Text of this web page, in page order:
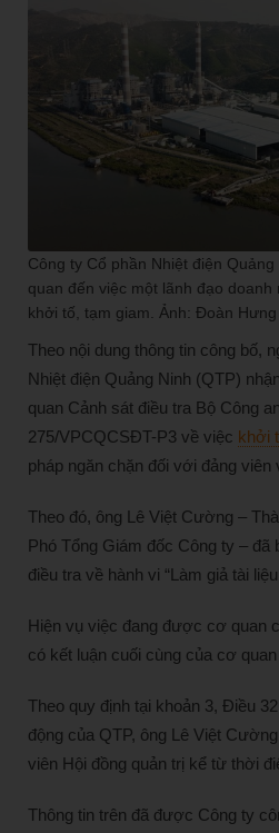
Công ty Cổ phần Nhiệt điện
quan đến việc một lãnh đạo
khởi tố, tạm giam. Ảnh: Đoàn Hưng
Theo nội dung thông tin công bố,
Nhiệt điện Quảng Ninh (QTP)
quan Cảnh sát điều tra Bộ Công
275/VPCQCSĐT-P3 về việc khởi
pháp ngăn chặn đối với đảng viên
Theo đó, ông Lê Việt Cường –
Phó Tổng Giám đốc Công ty – đã
điều tra về hành vi “Làm giả tài
Hiện vụ việc đang được cơ quan
có kết luận cuối cùng của cơ
Theo quy định tại khoản 3, Điều
động của QTP, ông Lê Việt
viên Hội đồng quản trị kể từ thời
Thông tin trên đã được Công ty